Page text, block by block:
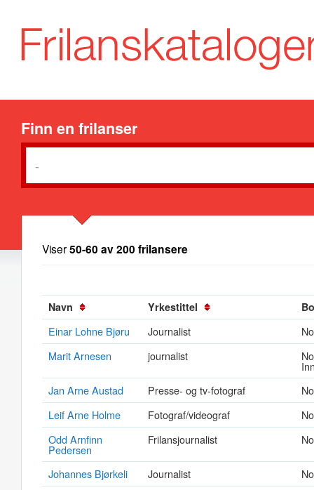
Finn en frilanser
Viser50-60 av 200 frilansere
Navn Yrkestittel
Einar Lohne Bjøru Journalist
Marit Arnesen
journalist
Jan Arne Austad
Presse- og tv-fotograf
Leif Arne Holme
Fotograf/videograf
Odd Arnfinn
Pedersen
Frilansjournalist
Johannes Bjørkeli Journalist